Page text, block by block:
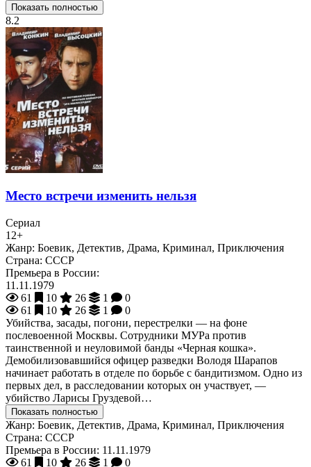
Показать полностью
8.2
Место встречи изменить нельзя
Сериал
12+
Жанр: Боевик, Детектив, Драма, Криминал, Приключения
Страна: СССР
Премьера в России:
11.11.1979
61
10 26 1
0
61
10 26 1
0
Убийства, засады, погони, перестрелки — на фоне
послевоенной Москвы. Сотрудники МУРа против
таинственной и неуловимой банды «Черная кошка».
Демобилизовавшийся офицер разведки Володя Шарапов
начинает работать в отделе по борьбе с бандитизмом. Одно из
первых дел, в расследовании которых он участвует, —
убийство Ларисы Груздевой…
Показать полностью
Жанр: Боевик, Детектив, Драма, Криминал, Приключения
Страна: СССР
Премьера в России: 11.11.1979
61
10 26 1
0